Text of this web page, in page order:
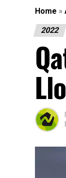
Home »
2022